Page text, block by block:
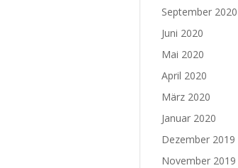
September 2020
Juni 2020
Mai 2020
April 2020
März 2020
Januar 2020
Dezember 2019
November 2019